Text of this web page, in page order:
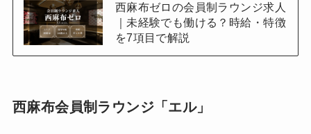
西麻布ゼロの会員制ラウンジ求人
｜未経験でも働ける？時給・特徴
を7項目で解説
西麻布会員制ラウンジ「エル」